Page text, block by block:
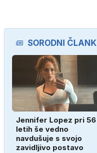
SORODNI ČLANKI
Jennifer Lopez pri 56
letih še vedno
navdušuje s svojo
zavidljivo postavo